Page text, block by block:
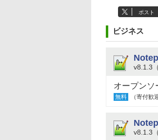
ポスト
ビジネス
v8.1.3
オープンソ
無料 （寄付歓
v8.1.3